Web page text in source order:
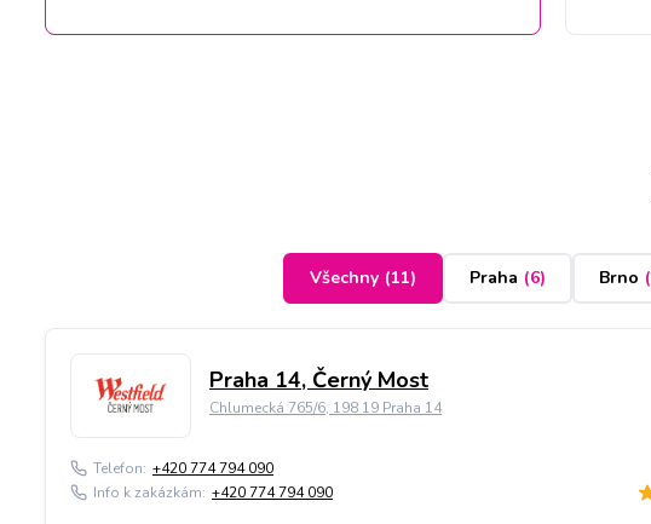
Všechny (11) Praha (6) Brno (
Praha 14, Černý Most
Chlumecká 765/6, 198 19 Praha 14
Telefon: +420 774 794 090
Info k zakázkám: +420 774 794 090